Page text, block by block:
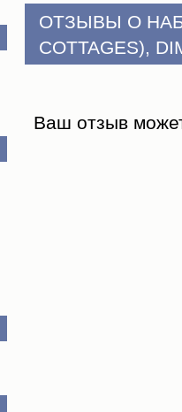
ОТЗЫВЫ О
COTTAGES),
Ваш отзыв